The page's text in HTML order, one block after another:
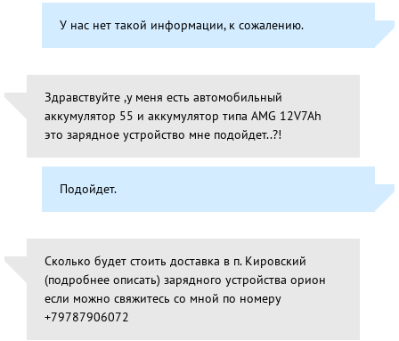
У нас нет такой информации, к сожалению.
Здравствуйте ,у меня есть автомобильный
аккумулятор 55 и аккумулятор типа AMG 12V7Ah
это зарядное устройство мне подойдет..?!
Подойдет.
Сколько будет стоить доставка в п. Кировский
(подробнее описать) зарядного устройства орион
если можно свяжитесь со мной по номеру
+79787906072